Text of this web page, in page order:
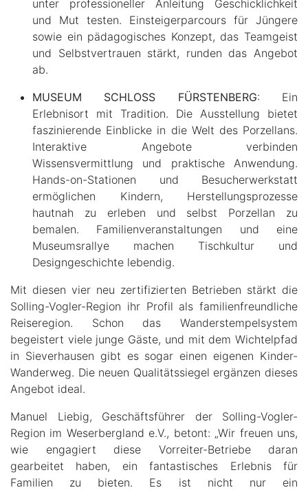
unter professioneller Anleitung Geschicklichkeit
und Mut testen. Einsteigerparcours für Jüngere
sowie ein pädagogisches Konzept, das Teamgeist
und Selbstvertrauen stärkt, runden das Angebot
ab.
MUSEUM SCHLOSS FÜRSTENBERG: Ein
Erlebnisort mit Tradition. Die Ausstellung bietet
faszinierende Einblicke in die Welt des Porzellans.
Interaktive Angebote verbinden
Wissensvermittlung und praktische Anwendung.
Hands-on-Stationen und Besucherwerkstatt
ermöglichen Kindern, Herstellungsprozesse
hautnah zu erleben und selbst Porzellan zu
bemalen. Familienveranstaltungen und eine
Museumsrallye machen Tischkultur und
Designgeschichte lebendig.
Mit diesen vier neu zertifizierten Betrieben stärkt die
Solling-Vogler-Region ihr Profil als familienfreundliche
Reiseregion. Schon das Wanderstempelsystem
begeistert viele junge Gäste, und mit dem Wichtelpfad
in Sieverhausen gibt es sogar einen eigenen Kinder-
Wanderweg. Die neuen Qualitätssiegel ergänzen dieses
Angebot ideal.
Manuel Liebig, Geschäftsführer der Solling-Vogler-
Region im Weserbergland e.V., betont: „Wir freuen uns,
wie engagiert diese Vorreiter-Betriebe daran
gearbeitet haben, ein fantastisches Erlebnis für
Familien zu bieten. Es ist nicht nur ein